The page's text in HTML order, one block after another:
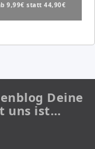
9,99€ statt 44,90€
Deine
uns ist…